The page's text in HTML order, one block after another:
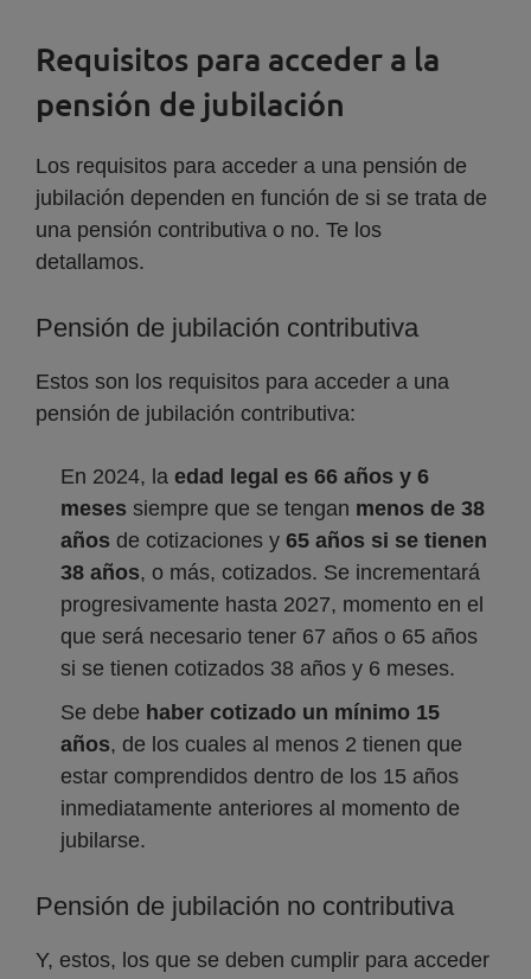
Requisitos para acceder a la
pensión de jubilación
Los requisitos para acceder a una pensión de
jubilación dependen en función de si se trata de
una pensión contributiva o no. Te los
detallamos.
Pensión de jubilación contributiva
Estos son los requisitos para acceder a una
pensión de jubilación contributiva:
En 2024, la edad legal es 66 años y 6
meses siempre que se tengan menos de 38
años de cotizaciones y 65 años si se tienen
38 años, o más, cotizados. Se incrementará
progresivamente hasta 2027, momento en el
que será necesario tener 67 años o 65 años
si se tienen cotizados 38 años y 6 meses.
Se debe haber cotizado un mínimo 15
años, de los cuales al menos 2 tienen que
estar comprendidos dentro de los 15 años
inmediatamente anteriores al momento de
jubilarse.
Pensión de jubilación no contributiva
Y, estos, los que se deben cumplir para acceder